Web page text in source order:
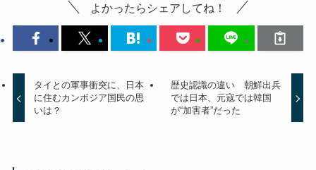
よかったらシェアしてね！
タイとの軍事衝突に、日本
に住むカンボジア国民の思
いは？
歴史認識の違い 朝鮮出兵
では日本、元寇では韓国
が“加害者”だった